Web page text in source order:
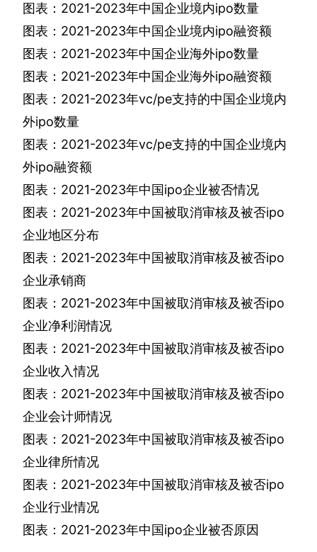
图表： 2021-2023年中国企业境内ipo数量
图表： 2021-2023年中国企业境内ipo融资额
图表： 2021-2023年中国企业海外ipo数量
图表： 2021-2023年中国企业海外ipo融资额
图表： 2021-2023年vc/pe支持的中国企业境内
外ipo数量
图表： 2021-2023年vc/pe支持的中国企业境内
外ipo融资额
图表： 2021-2023年中国ipo企业被否情况
图表： 2021-2023年中国被取消审核及被否ipo
企业地区分布
图表： 2021-2023年中国被取消审核及被否ipo
企业承销商
图表： 2021-2023年中国被取消审核及被否ipo
企业净利润情况
图表： 2021-2023年中国被取消审核及被否ipo
企业收入情况
图表： 2021-2023年中国被取消审核及被否ipo
企业会计师情况
图表： 2021-2023年中国被取消审核及被否ipo
企业律所情况
图表： 2021-2023年中国被取消审核及被否ipo
企业行业情况
图表： 2021-2023年中国ipo企业被否原因